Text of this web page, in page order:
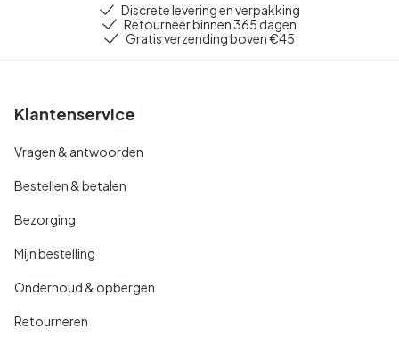
Discrete levering en verpakking
Retourneer binnen 365 dagen
Gratis verzending boven €45
Klantenservice
Vragen & antwoorden
Bestellen & betalen
Bezorging
Mijn bestelling
Onderhoud & opbergen
Retourneren